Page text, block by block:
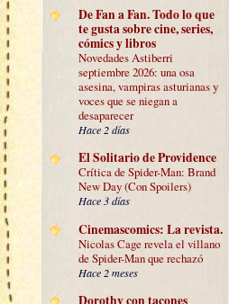
De Fan a Fan. Todo lo que
te gusta sobre cine, series,
cómics y libros
Novedades Astiberri
septiembre 2026: una osa
asesina, vampiras asturianas y
voces que se niegan a
desaparecer
Hace 2 días
El Solitario de Providence
Crítica de Spider-Man: Brand
New Day (Con Spoilers)
Hace 3 días
Cinemascomics: La revista.
Nicolas Cage revela el villano
de Spider-Man que rechazó
Hace 2 meses
Dorothy con tacones